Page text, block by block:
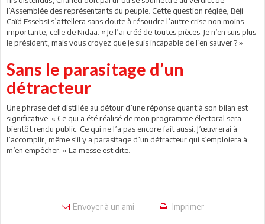
l’Assemblée des représentants du peuple. Cette question réglée, Béji
Caïd Essebsi s’attellera sans doute à résoudre l’autre crise non moins
importante, celle de Nidaa. « Je l’ai créé de toutes pièces. Je n’en suis plus
le président, mais vous croyez que je suis incapable de l’en sauver ? »
Sans le parasitage d’un
détracteur
Une phrase clef distillée au détour d’une réponse quant à son bilan est
significative. « Ce qui a été réalisé de mon programme électoral sera
bientôt rendu public. Ce qui ne l’a pas encore fait aussi. J’œuvrerai à
l’accomplir, même s'il y a parasitage d’un détracteur qui s’emploiera à
m’en empêcher. » La messe est dite.
Envoyer à un ami Imprimer